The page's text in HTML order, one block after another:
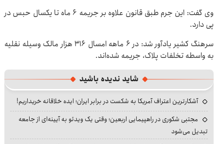
وی گفت: این جرم طبق قانون علاوه بر جریمه ۶ ماه تا یکسال حبس در
پی دارد.
سرهنگ کشیر یادآور شد: در ۶ ماهه امسال ۳۱۶ هزار مالک وسیله نقلیه
به واسطه تخلفات پلاک، جریمه شده‌اند.
شاید ندیده باشید
آشکارترین اعتراف آمریکا به شکست در برابر ایران؛ ایده خلاقانه خریداریم!
مجتبی شکوری در راهپیمایی اربعین؛ وقتی یک ویدئو به آیینه‌ای از جامعه
تبدیل می‌شود